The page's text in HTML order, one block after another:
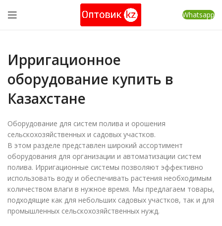
Whatsapp
Ирригационное
оборудование купить в
Казахстане
Оборудование для систем полива и орошения
сельскохозяйственных и садовых участков.
В этом разделе представлен широкий ассортимент
оборудования для организации и автоматизации систем
полива. Ирригационные системы позволяют эффективно
использовать воду и обеспечивать растения необходимым
количеством влаги в нужное время. Мы предлагаем товары,
подходящие как для небольших садовых участков, так и для
промышленных сельскохозяйственных нужд.